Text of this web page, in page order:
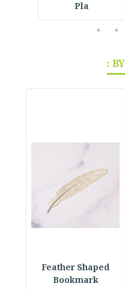
Pla
4
5
Feather Shaped
Bookmark